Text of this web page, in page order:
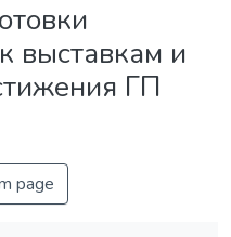
выставкам и
ГП
page